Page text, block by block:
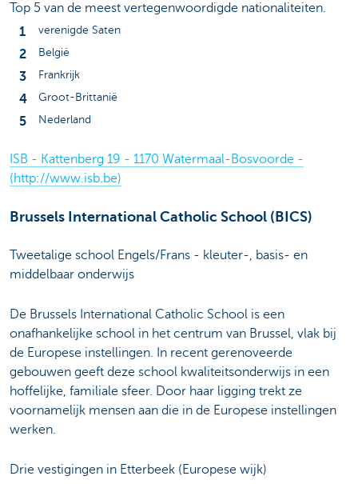
Top 5 van de meest vertegenwoordigde nationaliteiten.
verenigde Saten
België
Frankrijk
Groot-Brittanië
Nederland
ISB - Kattenberg 19 - 1170 Watermaal-Bosvoorde -
(http://www.isb.be)
Brussels International Catholic School (BICS)
Tweetalige school Engels/Frans - kleuter-, basis- en
middelbaar onderwijs
De Brussels International Catholic School is een
onafhankelijke school in het centrum van Brussel, vlak bij
de Europese instellingen. In recent gerenoveerde
gebouwen geeft deze school kwaliteitsonderwijs in een
hoffelijke, familiale sfeer. Door haar ligging trekt ze
voornamelijk mensen aan die in de Europese instellingen
werken.
Drie vestigingen in Etterbeek (Europese wijk)